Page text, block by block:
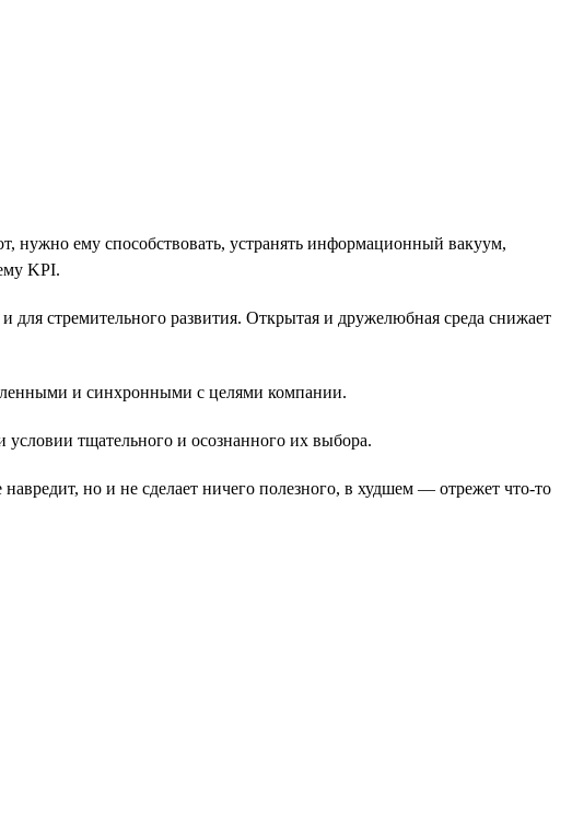
нужно ему способствовать, устранять информационный вакуум,
KPI.
для стремительного развития. Открытая и дружелюбная среда снижает
и синхронными с целями компании.
тщательного и осознанного их выбора.
но и не сделает ничего полезного, в худшем — отрежет что-то